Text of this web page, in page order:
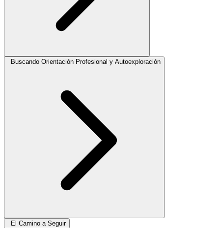
Buscando Orientación Profesional y Autoexploración
El Camino a Seguir